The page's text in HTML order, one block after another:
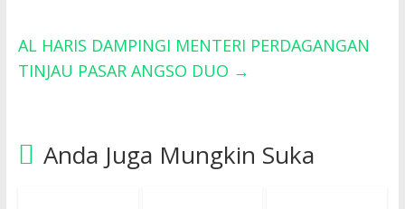
AL HARIS DAMPINGI MENTERI PERDAGANGAN
TINJAU PASAR ANGSO DUO →
Anda Juga Mungkin Suka